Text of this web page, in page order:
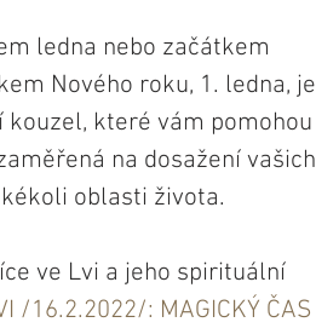
ledna nebo začátkem
Nového roku, 1. ledna, je
kouzel, které vám pomohou
na dosažení vašich
oblasti života.
ve Lvi a jeho spirituální
/16.2.2022/: MAGICKÝ ČAS